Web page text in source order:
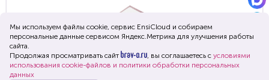
Мы используем файлы cookie, сервис EnsiСloud и собираем
персональные данные сервисом Яндекс.Метрика для улучшения работы
сайта.
Продолжая просматривать сайт
, вы соглашаетесь с условиями
использования cookie-файлов и политики обработки персональных
данных